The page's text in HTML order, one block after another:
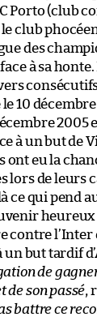
Porto (club
club
des
à sa
10
2005
à un but de
ont eu la
lors de leurs
ce qui pend
contre
un but tardif
de
de son passé,
battre ce